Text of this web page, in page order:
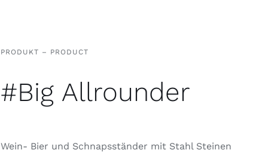
PRODUKT – PRODUCT
#Big Allrounder
Wein- Bier und Schnapsständer mit Stahl Steinen